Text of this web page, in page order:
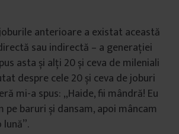
anterioare a existat această
sau indirectă – a generației
asta și alți 20 și ceva de mileniali
despre cele 20 și ceva de joburi
mi-a spus: „Haide, fii mândră! Eu
baruri și dansam, apoi mâncam